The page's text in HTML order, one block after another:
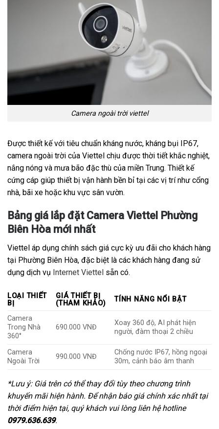
Camera ngoài trời viettel
Được thiết kế với tiêu chuẩn kháng nước, kháng bụi IP67,
camera ngoài trời của Viettel chịu được thời tiết khắc nghiệt,
nắng nóng và mưa bão đặc thù của miền Trung. Thiết kế
cứng cáp giúp thiết bị vận hành bền bỉ tại các vị trí như cổng
nhà, bãi xe hoặc khu vực sân vườn.
Bảng giá lắp đặt Camera Viettel Phường
Biên Hòa mới nhất
Viettel áp dụng chính sách giá cực kỳ ưu đãi cho khách hàng
tại Phường Biên Hòa, đặc biệt là các khách hàng đang sử
dụng dịch vụ Internet Viettel sẵn có.
LOẠI THIẾT
BỊ
GIÁ THIẾT BỊ
(THAM KHẢO)
TÍNH NĂNG NỔI BẬT
Camera
Trong Nhà
360°
690.000 VNĐ
Xoay 360 độ, AI phát hiện
người, đàm thoại 2 chiều
Camera
Ngoài Trời
990.000 VNĐ
Chống nước IP67, hồng ngoại
30m, cảnh báo âm thanh
*Lưu ý: Giá trên có thể thay đổi tùy theo chương trình
khuyến mãi hiện hành. Để nhận báo giá chính xác nhất tại
thời điểm hiện tại, quý khách vui lòng liên hệ hotline
0979.636.639.